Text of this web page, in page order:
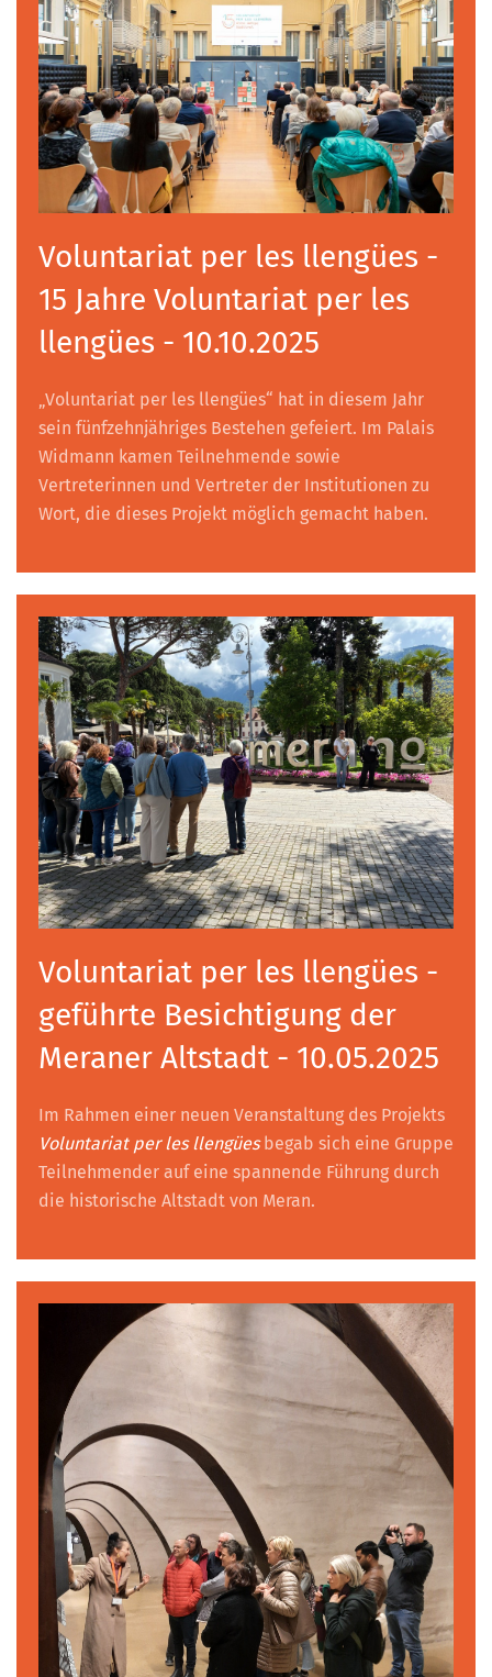
Voluntariat per les llengües -
15 Jahre Voluntariat per les
llengües - 10.10.2025
„Voluntariat per les llengües“ hat in diesem Jahr
sein fünfzehnjähriges Bestehen gefeiert. Im Palais
Widmann kamen Teilnehmende sowie
Vertreterinnen und Vertreter der Institutionen zu
Wort, die dieses Projekt möglich gemacht haben.
Voluntariat per les llengües -
geführte Besichtigung der
Meraner Altstadt - 10.05.2025
Im Rahmen einer neuen Veranstaltung des Projekts
Voluntariat per les llengüesbegab sich eine Gruppe
Teilnehmender auf eine spannende Führung durch
die historische Altstadt von Meran.